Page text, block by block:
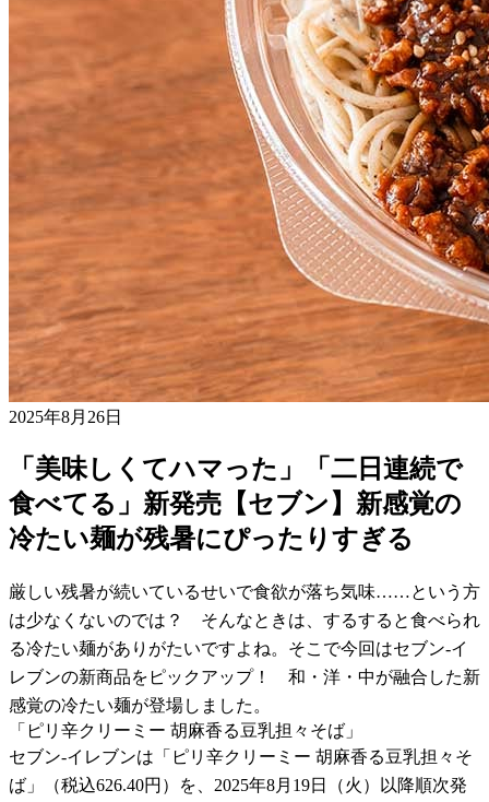
2025年8月26日
「美味しくてハマった」「二日連続で
食べてる」新発売【セブン】新感覚の
冷たい麺が残暑にぴったりすぎる
厳しい残暑が続いているせいで食欲が落ち気味……という方
は少なくないのでは？ そんなときは、するすると食べられ
る冷たい麺がありがたいですよね。そこで今回はセブン-イ
レブンの新商品をピックアップ！ 和・洋・中が融合した新
感覚の冷たい麺が登場しました。
「ピリ辛クリーミー 胡麻香る豆乳担々そば」
セブン-イレブンは「ピリ辛クリーミー 胡麻香る豆乳担々そ
ば」（税込626.40円）を、2025年8月19日（火）以降順次発